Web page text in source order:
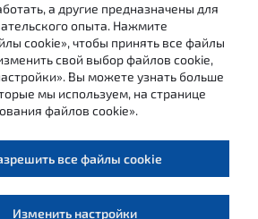
являются собственностью
экспертный центр» и не могут
в каких-либо целях (в том числе
или ссылки в средствах
без письменного согласия
данных
а другие предназначены для
опыта. Нажмите
cookie», чтобы принять все файлы
свой выбор файлов cookie,
Вы можете узнать больше
мы используем, на странице
файлов cookie».
все файлы cookie
Изменить настройки